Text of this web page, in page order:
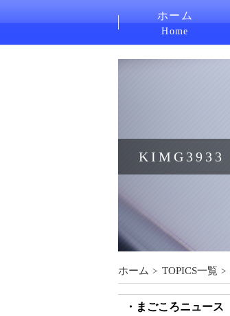
ホーム
Home
KIMG3933
ホーム TOPICS一覧
まごころニュース